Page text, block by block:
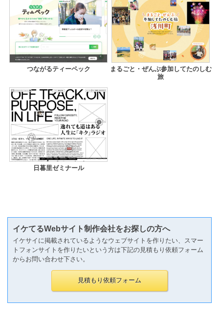
つながるティーペック
まるごと・ぜんぶ参加してたのしむ
旅
日暮里ゼミナール
イケてるWebサイト制作会社をお探しの方へ
イケサイに掲載されているようなウェブサイトを作りたい、スマー
トフォンサイトを作りたいという方は下記の見積もり依頼フォーム
からお問い合わせ下さい。